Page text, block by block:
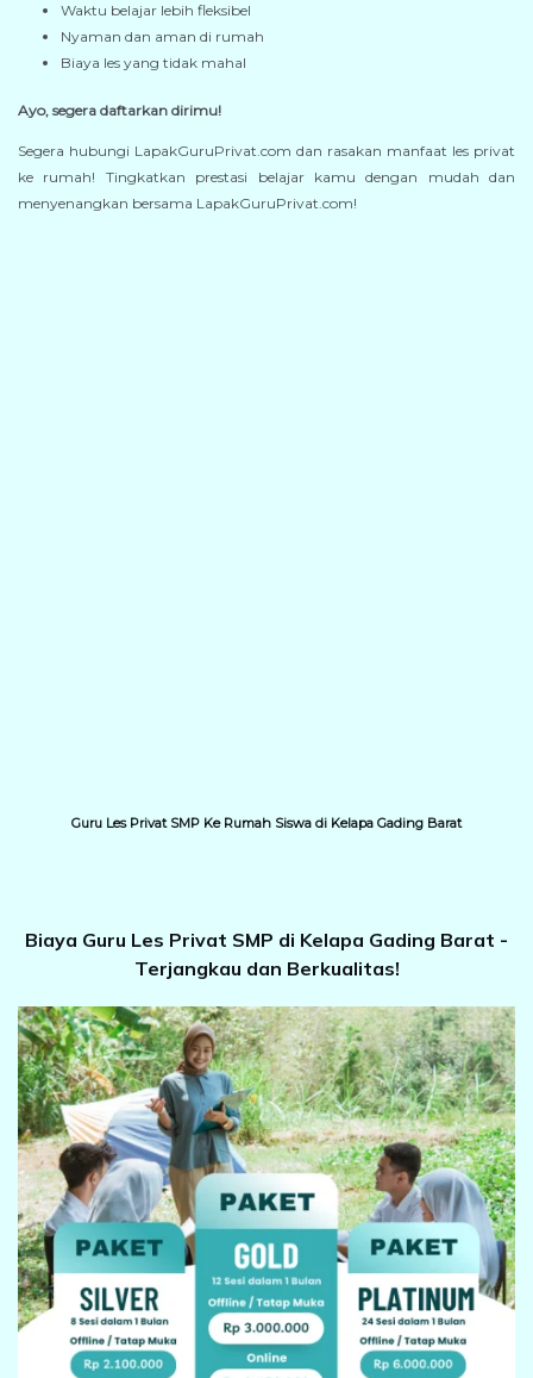
Waktu belajar lebih fleksibel
Nyaman dan aman di rumah
Biaya les yang tidak mahal
Ayo, segera daftarkan dirimu!
Segera hubungi LapakGuruPrivat.com dan rasakan manfaat les privat
ke rumah! Tingkatkan prestasi belajar kamu dengan mudah dan
menyenangkan bersama LapakGuruPrivat.com!
Guru Les Privat SMP Ke Rumah Siswa di Kelapa Gading Barat
Biaya Guru Les Privat SMP di Kelapa Gading Barat -
Terjangkau dan Berkualitas!